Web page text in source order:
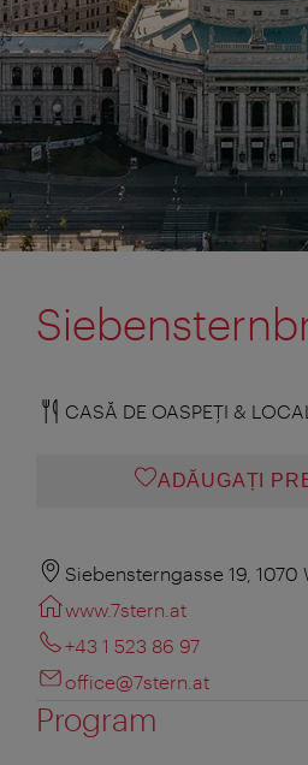
CASĂ DE OASPEŢI & LOCAL
ADĂUGAȚI
Siebensterngasse 19, 1070
www.7stern.at
+43 1 523 86 97
office@7stern.at
Program